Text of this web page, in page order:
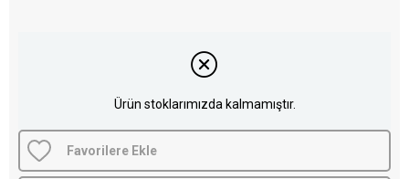
Ürün stoklarımızda kalmamıştır.
Favorilere Ekle